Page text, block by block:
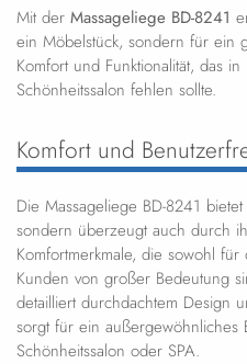
Mit der Massageliege BD-8241
ein Möbelstück, sondern für ein
Komfort und Funktionalität, das
Schönheitssalon fehlen sollte.
Komfort und
Die Massageliege BD-8241
sondern überzeugt auch durch
Komfortmerkmale, die sowohl
Kunden von großer Bedeutung
detailliert durchdachtem Design
sorgt für ein außergewöhnliches
Schönheitssalon oder SPA.